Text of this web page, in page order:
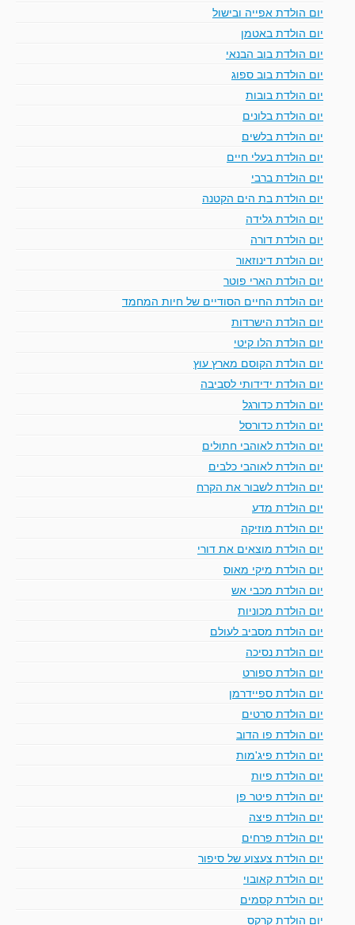
יום הולדת אפייה ובישול
יום הולדת באטמן
יום הולדת בוב הבנאי
יום הולדת בוב ספוג
יום הולדת בובות
יום הולדת בלונים
יום הולדת בלשים
יום הולדת בעלי חיים
יום הולדת ברבי
יום הולדת בת הים הקטנה
יום הולדת גלידה
יום הולדת דורה
יום הולדת דינוזאור
יום הולדת הארי פוטר
יום הולדת החיים הסודיים של חיות המחמד
יום הולדת הישרדות
יום הולדת הלו קיטי
יום הולדת הקוסם מארץ עוץ
יום הולדת ידידותי לסביבה
יום הולדת כדורגל
יום הולדת כדורסל
יום הולדת לאוהבי חתולים
יום הולדת לאוהבי כלבים
יום הולדת לשבור את הקרח
יום הולדת מדע
יום הולדת מוזיקה
יום הולדת מוצאים את דורי
יום הולדת מיקי מאוס
יום הולדת מכבי אש
יום הולדת מכוניות
יום הולדת מסביב לעולם
יום הולדת נסיכה
יום הולדת ספורט
יום הולדת ספיידרמן
יום הולדת סרטים
יום הולדת פו הדוב
יום הולדת פיג'מות
יום הולדת פיות
יום הולדת פיטר פן
יום הולדת פיצה
יום הולדת פרחים
יום הולדת צעצוע של סיפור
יום הולדת קאובוי
יום הולדת קסמים
יום הולדת קרקס